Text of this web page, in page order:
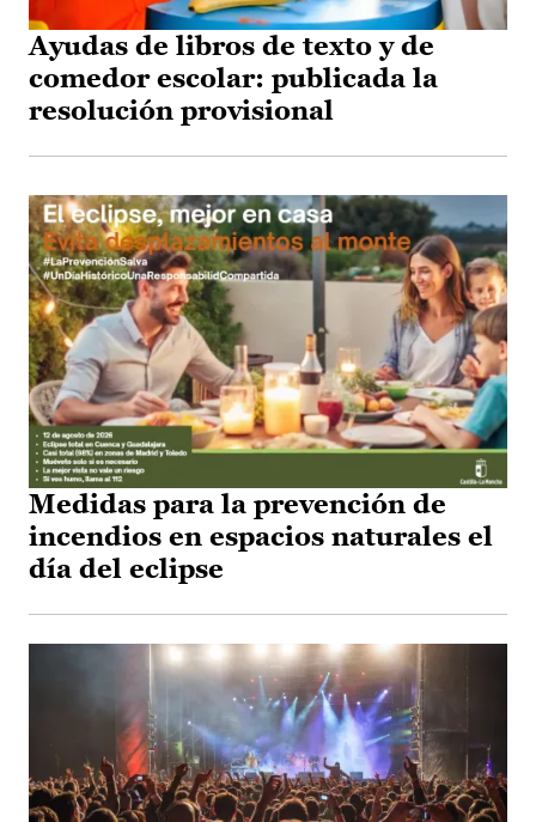
Ayudas de libros de texto y de
comedor escolar: publicada la
resolución provisional
Medidas para la prevención de
incendios en espacios naturales el
día del eclipse